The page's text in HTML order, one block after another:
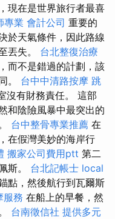
現在是世界旅行者最喜
專業 會計公司 重要的
於天氣條件，因此路線
丟失。 台北整復治療
而不是錯過的計劃，該
。 台中中清路按摩 跳
沒有財務責任。 這部
和陰險風暴中最突出的
台中整骨專業推薦 在
在假灣美妙的海岸行
搬家公司費用ptt 第二
斯。 台北記帳士 local
點，然後航行到瓦爾斯
服務 在船上的早餐，然
台南徵信社 提供多元